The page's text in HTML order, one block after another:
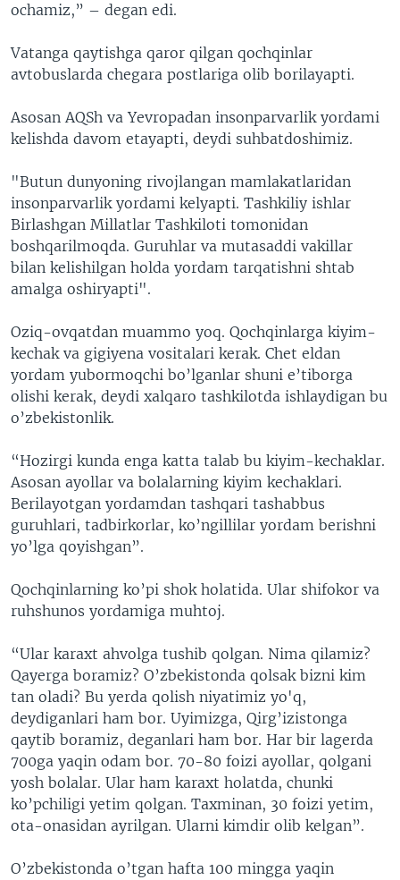
ochamiz,” – degan edi.
Vatanga qaytishga qaror qilgan qochqinlar
avtobuslarda chegara postlariga olib borilayapti.
Asosan AQSh va Yevropadan insonparvarlik yordami
kelishda davom etayapti, deydi suhbatdoshimiz.
"Butun dunyoning rivojlangan mamlakatlaridan
insonparvarlik yordami kelyapti. Tashkiliy ishlar
Birlashgan Millatlar Tashkiloti tomonidan
boshqarilmoqda. Guruhlar va mutasaddi vakillar
bilan kelishilgan holda yordam tarqatishni shtab
amalga oshiryapti".
Oziq-ovqatdan muammo yoq. Qochqinlarga kiyim-
kechak va gigiyena vositalari kerak. Chet eldan
yordam yubormoqchi bo’lganlar shuni e’tiborga
olishi kerak, deydi xalqaro tashkilotda ishlaydigan bu
o’zbekistonlik.
“Hozirgi kunda enga katta talab bu kiyim-kechaklar.
Asosan ayollar va bolalarning kiyim kechaklari.
Berilayotgan yordamdan tashqari tashabbus
guruhlari, tadbirkorlar, ko’ngillilar yordam berishni
yo’lga qoyishgan”.
Qochqinlarning ko’pi shok holatida. Ular shifokor va
ruhshunos yordamiga muhtoj.
“Ular karaxt ahvolga tushib qolgan. Nima qilamiz?
Qayerga boramiz? O’zbekistonda qolsak bizni kim
tan oladi? Bu yerda qolish niyatimiz yo'q,
deydiganlari ham bor. Uyimizga, Qirg’izistonga
qaytib boramiz, deganlari ham bor. Har bir lagerda
700ga yaqin odam bor. 70-80 foizi ayollar, qolgani
yosh bolalar. Ular ham karaxt holatda, chunki
ko’pchiligi yetim qolgan. Taxminan, 30 foizi yetim,
ota-onasidan ayrilgan. Ularni kimdir olib kelgan”.
O’zbekistonda o’tgan hafta 100 mingga yaqin